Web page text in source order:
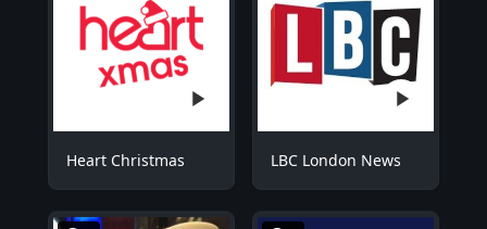
Heart Christmas LBC London News